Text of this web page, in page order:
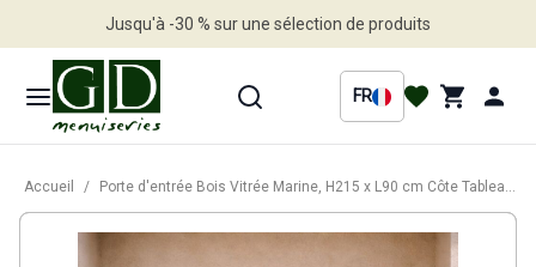
Jusqu'à -30 % sur une sélection de produits
FR
Accueil / Porte d'entrée Bois Vitrée Marine, H215 x L90 cm Côte Tableau p. Gauche